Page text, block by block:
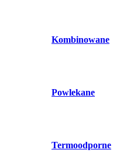
Kombinowane
Powlekane
Termoodporne